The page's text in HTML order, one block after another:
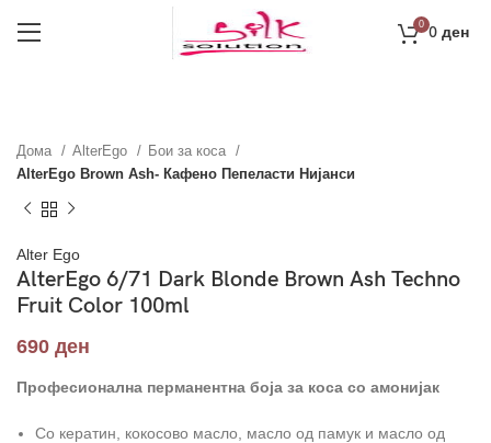
0 0 ден
Дома AlterEgo
Бои за коса
AlterEgo Brown Ash- Кафено Пепеласти Нијанси
Alter Ego
AlterEgo 6/71 Dark Blonde Brown Ash Techno
Fruit Color 100ml
690 ден
Професионална перманентна боја за коса со амонијак
Со кератин, кокосово масло, масло од памук и масло од